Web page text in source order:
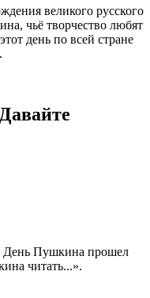
великого русского
чьё творчество любят
день по всей стране
День Пушкина прошел
читать...».